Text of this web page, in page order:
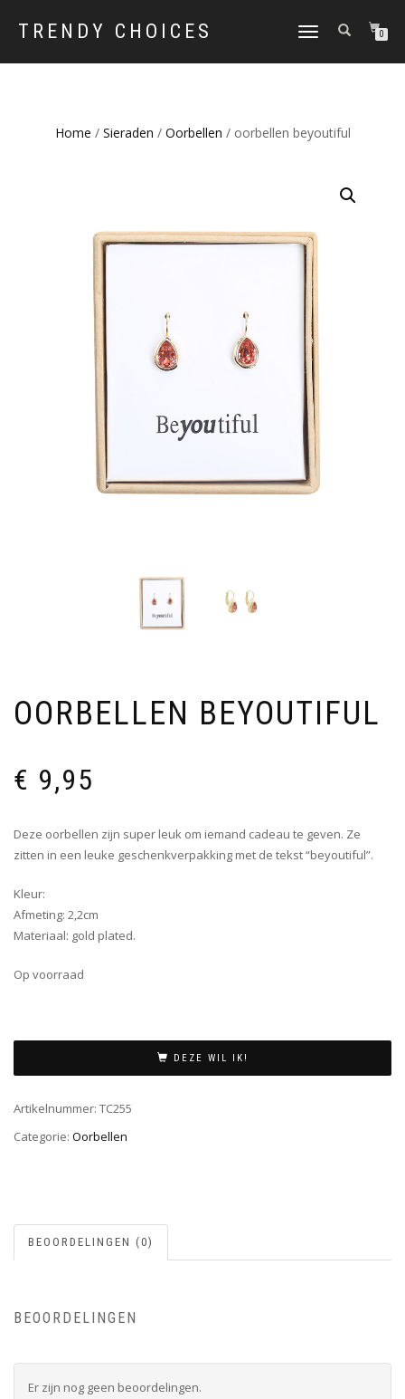
TRENDY CHOICES
SCHAKEL
MENU
0
Home / Sieraden / Oorbellen / oorbellen beyoutiful
OORBELLEN BEYOUTIFUL
€ 9,95
Deze oorbellen zijn super leuk om iemand cadeau te geven. Ze
zitten in een leuke geschenkverpakking met de tekst “beyoutiful”.
Kleur:
Afmeting: 2,2cm
Materiaal: gold plated.
Op voorraad
DEZE WIL IK!
Artikelnummer: TC255
Categorie: Oorbellen
BEOORDELINGEN (0)
BEOORDELINGEN
Er zijn nog geen beoordelingen.